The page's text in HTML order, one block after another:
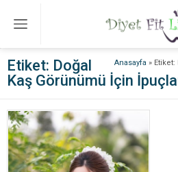
Anasayfa »
Etiket: Doğal
Kaş Görünümü İçin